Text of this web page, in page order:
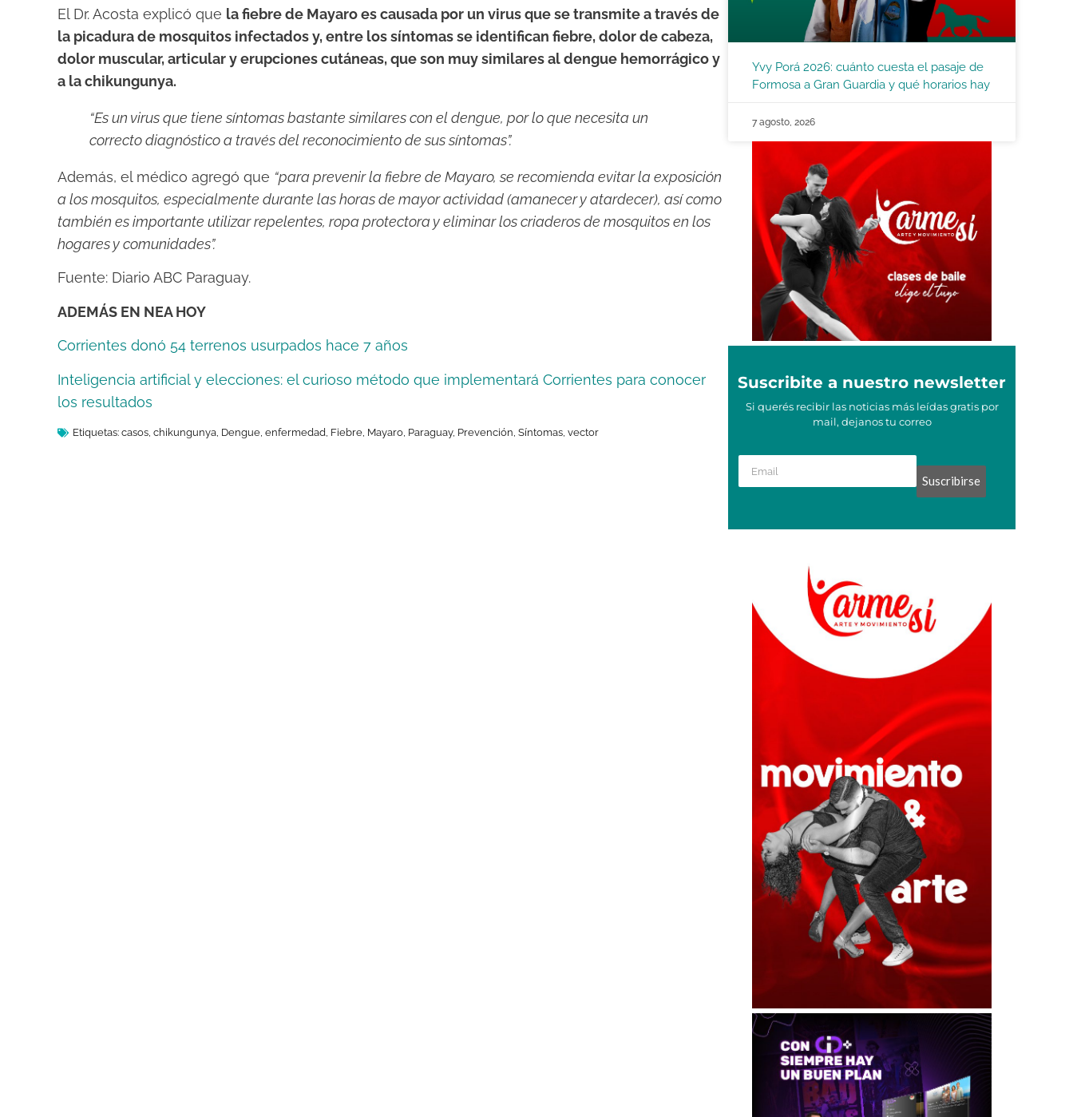
El Dr. Acosta explicó que la fiebre de Mayaro es causada por un virus que se transmite a través de
la picadura de mosquitos infectados y, entre los síntomas se identifican fiebre, dolor de cabeza,
dolor muscular, articular y erupciones cutáneas, que son muy similares al dengue hemorrágico y
a la chikungunya.
“Es un virus que tiene síntomas bastante similares con el dengue, por lo que necesita un
correcto diagnóstico a través del reconocimiento de sus síntomas”.
Además, el médico agregó que “para prevenir la fiebre de Mayaro, se recomienda evitar la exposición
a los mosquitos, especialmente durante las horas de mayor actividad (amanecer y atardecer), así como
también es importante utilizar repelentes, ropa protectora y eliminar los criaderos de mosquitos en los
hogares y comunidades”.
Fuente: Diario ABC Paraguay.
ADEMÁS EN NEA HOY
Corrientes donó 54 terrenos usurpados hace 7 años
Inteligencia artificial y elecciones: el curioso método que implementará Corrientes para conocer
los resultados
Etiquetas: casos, chikungunya, Dengue, enfermedad, Fiebre, Mayaro, Paraguay, Prevención, Síntomas, vector
Yvy Porá 2026: cuánto cuesta el pasaje de
Formosa a Gran Guardia y qué horarios hay
7 agosto, 2026
Suscribite a nuestro newsletter
Si querés recibir las noticias más leídas gratis por
mail, dejanos tu correo
Suscribirse